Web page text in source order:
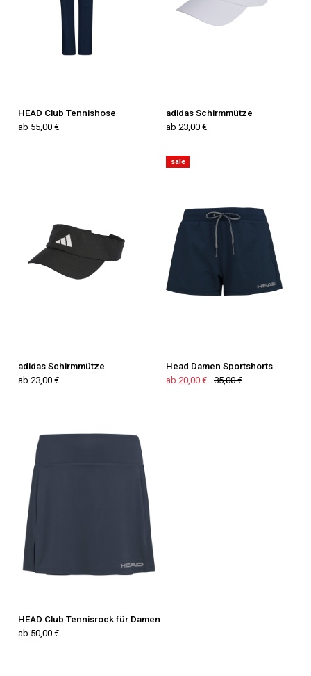
HEAD Club Tennishose
ab 55,00 €
adidas Schirmmütze
ab 23,00 €
adidas Schirmmütze
ab 23,00 €
sale
Head Damen Sportshorts
ab 20,00 €
35,00 €
HEAD Club Tennisrock für Damen
ab 50,00 €